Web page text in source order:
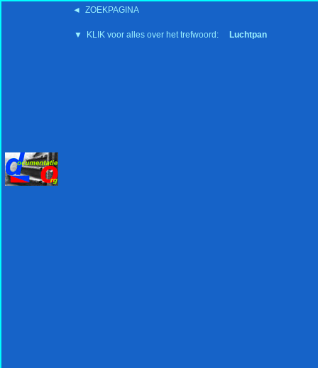
◄ ZOEKPAGINA
▼ KLIK voor alles over het trefwoord: Luchtpan
'15:19 19-2-2008